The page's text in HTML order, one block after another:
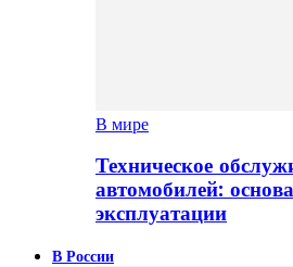
В мире
Техническое
автомобилей:
эксплуатации
В России